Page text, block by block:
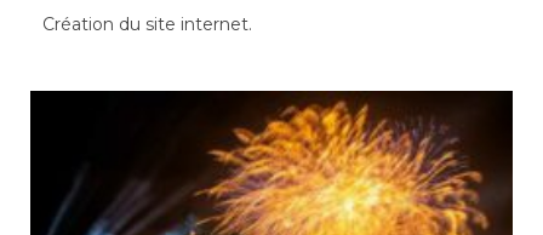
Création du site internet.